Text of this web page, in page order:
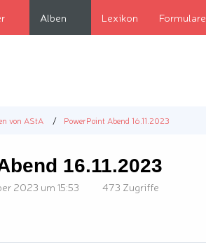
Alben Lexikon Formulare
von AStA PowerPoint Abend 16.11.2023
16.11.2023
2023 um 15:53 473 Zugriffe